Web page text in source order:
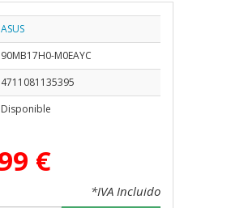
ASUS
90MB17H0-M0EAYC
4711081135395
Disponible
€
*IVA Incluido